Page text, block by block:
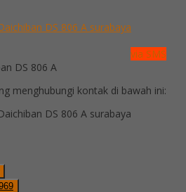
via SMS
DS 806 A
menghubungi kontak di bawah ini: